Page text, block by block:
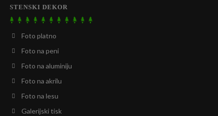
STENSKI DEKOR
Foto platno
Foto na peni
Foto na aluminiju
Foto na akrilu
Foto na lesu
Galerijski tisk